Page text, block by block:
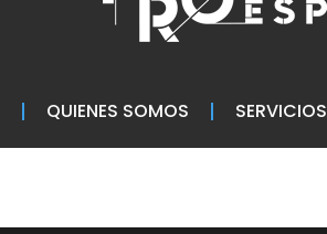
QUIENES SOMOS SERVICIOS